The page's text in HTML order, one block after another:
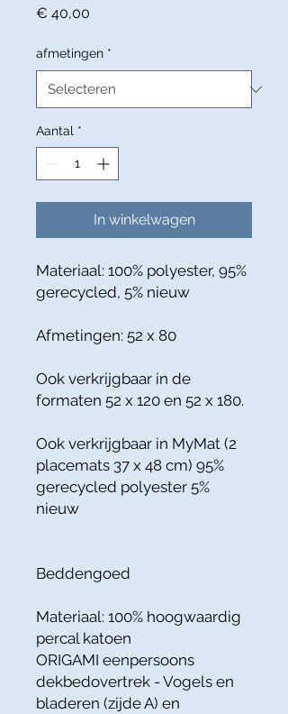
€ 40,00
afmetingen *
Aantal *
In winkelwagen
Materiaal: 100% polyester, 95%
gerecycled, 5% nieuw
Afmetingen: 52 x 80
Ook verkrijgbaar in de
formaten 52 x 120 en 52 x 180.
Ook verkrijgbaar in MyMat (2
placemats 37 x 48 cm) 95%
gerecycled polyester 5%
nieuw
Beddengoed
Materiaal: 100% hoogwaardig
percal katoen
ORIGAMI eenpersoons
dekbedovertrek - Vogels en
bladeren (zijde A) en